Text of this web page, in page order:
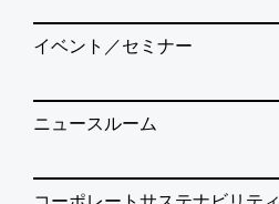
イベント／セミナー
ニュースルーム